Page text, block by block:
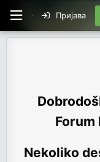
Пријава
Forum
Nekoliko